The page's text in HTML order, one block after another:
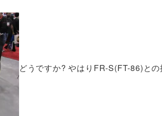
どうですか? やはりFR-S(FT-86)と